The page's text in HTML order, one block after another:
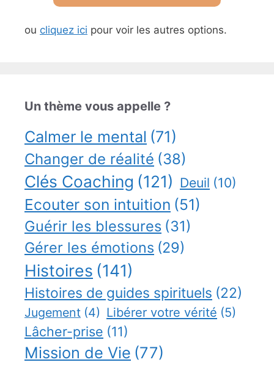
ou cliquez ici pour voir les autres options.
Un thème vous appelle ?
Calmer le mental (71)
Changer de réalité (38)
Clés Coaching (121) Deuil (10)
Ecouter son intuition (51)
Guérir les blessures (31)
Gérer les émotions (29)
Histoires (141)
Histoires de guides spirituels (22)
Jugement (4) Libérer votre vérité (5)
Lâcher-prise (11)
Mission de Vie (77)